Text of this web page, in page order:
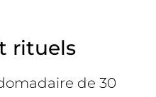
rituels
de 30